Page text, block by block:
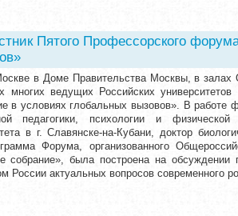
Пятого Профессорского
в Доме Правительства Москвы, в залах
ведущих Российских
в условиях глобальных вызовов». В работе
педагогики, психологии и
в г. Славянске-на-Кубани, доктор
Форума, организованного
собрание», была построена на обсуждении
России актуальных вопросов современного